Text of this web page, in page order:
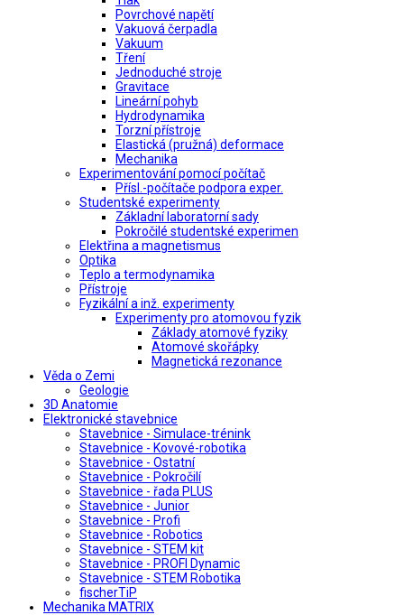
Povrchové napětí
Vakuová čerpadla
Vakuum
Tření
Jednoduché stroje
Gravitace
Lineární pohyb
Hydrodynamika
Torzní přístroje
Elastická (pružná) deformace
Mechanika
Experimentování pomocí počítač
Přísl.-počítače podpora exper.
Studentské experimenty
Základní laboratorní sady
Pokročilé studentské experimen
Elektřina a magnetismus
Optika
Teplo a termodynamika
Přístroje
Fyzikální a inž. experimenty
Experimenty pro atomovou fyzik
Základy atomové fyziky
Atomové skořápky
Magnetická rezonance
Věda o Zemi
Geologie
3D Anatomie
Elektronické stavebnice
Stavebnice - Simulace-trénink
Stavebnice - Kovové-robotika
Stavebnice - Ostatní
Stavebnice - Pokročilí
Stavebnice - řada PLUS
Stavebnice - Junior
Stavebnice - Profi
Stavebnice - Robotics
Stavebnice - STEM kit
Stavebnice - PROFI Dynamic
Stavebnice - STEM Robotika
fischerTiP
Mechanika MATRIX